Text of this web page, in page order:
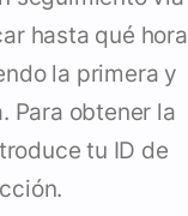
hasta qué hora
la primera y
Para obtener la
tu ID de